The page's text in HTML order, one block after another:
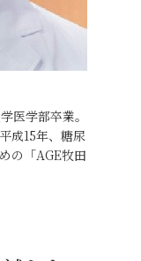
医学部卒業。
成15年、糖尿
の「AGE牧田